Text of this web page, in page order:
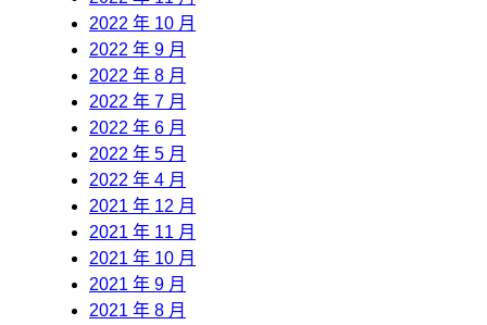
2022 年 10 月
2022 年 9 月
2022 年 8 月
2022 年 7 月
2022 年 6 月
2022 年 5 月
2022 年 4 月
2021 年 12 月
2021 年 11 月
2021 年 10 月
2021 年 9 月
2021 年 8 月